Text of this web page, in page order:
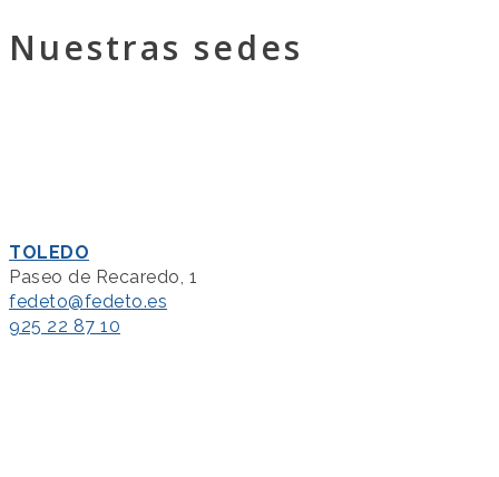
Nuestras sedes
TOLEDO
Paseo de Recaredo, 1
fedeto@fedeto.es
925 22 87 10